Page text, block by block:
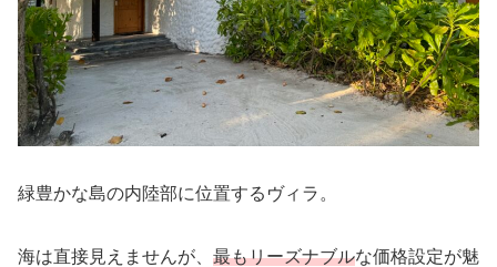
緑豊かな島の内陸部に位置するヴィラ。
海は直接見えませんが、 最もリーズナブルな価格設定が魅